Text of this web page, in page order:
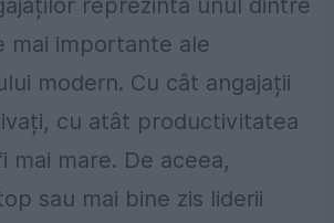
reprezintă unul dintre
mai importante ale
modern. Cu cât angajații
cu atât productivitatea
mai mare. De aceea,
sau mai bine zis liderii